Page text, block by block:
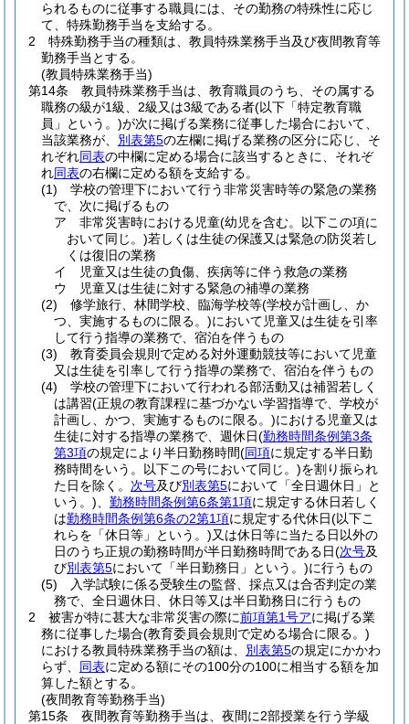
られるものに従事する職員には、その勤務の特殊性に応じ
て、特殊勤務手当を支給する。
2
特殊勤務手当の種類は、教員特殊業務手当及び夜間教育等
勤務手当とする。
(教員特殊業務手当)
第14条
教員特殊業務手当は、教育職員のうち、その属する
職務の級が1級、2級又は3級である者(以下「特定教育職
員」という。)が次に掲げる業務に従事した場合において、
当該業務が、 別表第5の左欄に掲げる業務の区分に応じ、そ
れぞれ同表の中欄に定める場合に該当するときに、それぞ
れ同表の右欄に定める額を支給する。
(1)
学校の管理下において行う非常災害時等の緊急の業務
で、次に掲げるもの
ア
非常災害時における児童(幼児を含む。以下この項に
おいて同じ。)若しくは生徒の保護又は緊急の防災若し
くは復旧の業務
イ
児童又は生徒の負傷、疾病等に伴う救急の業務
ウ
児童又は生徒に対する緊急の補導の業務
(2)
修学旅行、林間学校、臨海学校等(学校が計画し、か
つ、実施するものに限る。)において児童又は生徒を引率
して行う指導の業務で、宿泊を伴うもの
(3)
教育委員会規則で定める対外運動競技等において児童
又は生徒を引率して行う指導の業務で、宿泊を伴うもの
(4)
学校の管理下において行われる部活動又は補習若しく
は講習(正規の教育課程に基づかない学習指導で、学校が
計画し、かつ、実施するものに限る。)における児童又は
生徒に対する指導の業務で、週休日(勤務時間条例第3条
第3項の規定により半日勤務時間(同項に規定する半日勤
務時間をいう。以下この号において同じ。)を割り振られ
た日を除く。 次号及び別表第5において「全日週休日」と
いう。)
勤務時間条例第6条第1項に規定する休日若しく
は勤務時間条例第6条の2第1項に規定する代休日(以下こ
れらを「休日等」という。)又は休日等に当たる日以外の
日のうち正規の勤務時間が半日勤務時間である日(次号及
び別表第5において「半日勤務日」という。)に行うもの
(5)
入学試験に係る受験生の監督、採点又は合否判定の業
務で、全日週休日、休日等又は半日勤務日に行うもの
2
被害が特に甚大な非常災害の際に前項第1号アに掲げる業
務に従事した場合(教育委員会規則で定める場合に限る。)
における教員特殊業務手当の額は、 別表第5の規定にかかわ
らず、 同表に定める額にその100分の100に相当する額を加
算した額とする。
(夜間教育等勤務手当)
第15条
夜間教育等勤務手当は、夜間に2部授業を行う学級